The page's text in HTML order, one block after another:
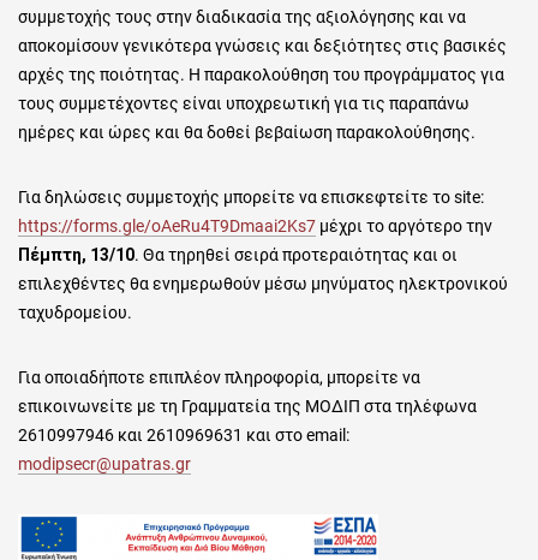
συμμετοχής τους στην διαδικασία της αξιολόγησης και να
αποκομίσουν γενικότερα γνώσεις και δεξιότητες στις βασικές
αρχές της ποιότητας. Η παρακολούθηση του προγράμματος για
τους συμμετέχοντες είναι υποχρεωτική για τις παραπάνω
ημέρες και ώρες και θα δοθεί βεβαίωση παρακολούθησης.
Για δηλώσεις συμμετοχής μπορείτε να επισκεφτείτε το site:
https://forms.gle/oAeRu4T9Dmaai2Ks7 μέχρι το αργότερο την
Πέμπτη, 13/10. Θα τηρηθεί σειρά προτεραιότητας και οι
επιλεχθέντες θα ενημερωθούν μέσω μηνύματος ηλεκτρονικού
ταχυδρομείου.
Για οποιαδήποτε επιπλέον πληροφορία, μπορείτε να
επικοινωνείτε με τη Γραμματεία της ΜΟΔΙΠ στα τηλέφωνα
2610997946 και 2610969631 και στο email:
modipsecr@upatras.gr